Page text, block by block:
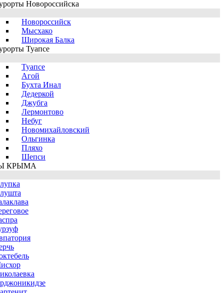
Новороссийска
Новороссийск
Мысхако
Широкая Балка
Туапсе
Туапсе
Агой
Бухта Инал
Дедеркой
Джубга
Лермонтово
Небуг
Новомихайловский
Ольгинка
Пляхо
Шепси
КРЫМА